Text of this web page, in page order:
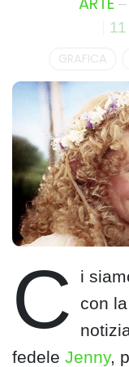
GRAFICA
C
i
con
fedele Jenny,